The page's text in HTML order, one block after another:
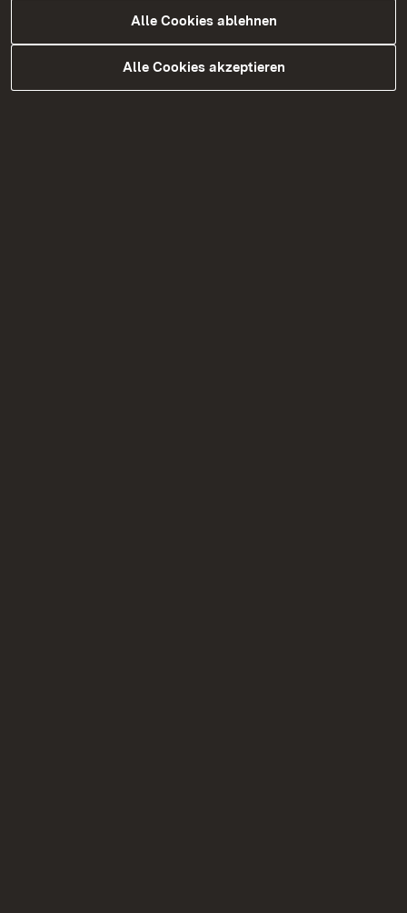
Alle Cookies ablehnen
Alle Cookies akzeptieren